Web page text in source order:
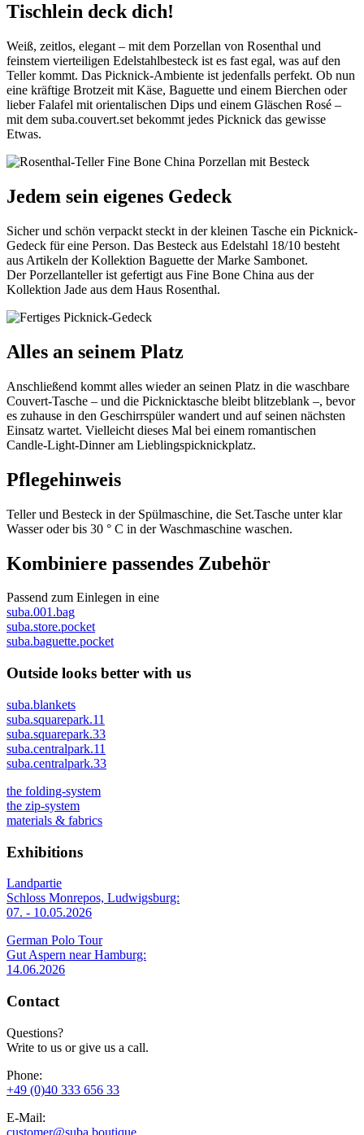
Tischlein deck dich!
Weiß, zeitlos, elegant – mit dem Porzellan von Rosenthal und
feinstem vierteiligen Edelstahlbesteck ist es fast egal, was auf den
Teller kommt. Das Picknick-Ambiente ist jedenfalls perfekt. Ob nun
eine kräftige Brotzeit mit Käse, Baguette und einem Bierchen oder
lieber Falafel mit orientalischen Dips und einem Gläschen Rosé –
mit dem suba.couvert.set bekommt jedes Picknick das gewisse
Etwas.
Jedem sein eigenes Gedeck
Sicher und schön verpackt steckt in der kleinen Tasche ein Picknick-
Gedeck für eine Person. Das Besteck aus Edelstahl 18/10 besteht
aus Artikeln der Kollektion Baguette der Marke Sambonet.
Der Porzellanteller ist gefertigt aus Fine Bone China aus der
Kollektion Jade aus dem Haus Rosenthal.
Alles an seinem Platz
Anschließend kommt alles wieder an seinen Platz in die waschbare
Couvert-Tasche – und die Picknicktasche bleibt blitzeblank –, bevor
es zuhause in den Geschirrspüler wandert und auf seinen nächsten
Einsatz wartet. Vielleicht dieses Mal bei einem romantischen
Candle-Light-Dinner am Lieblingspicknickplatz.
Pflegehinweis
Teller und Besteck in der Spülmaschine, die Set.Tasche unter klar
Wasser oder bis 30 ° C in der Waschmaschine waschen.
Kombiniere passendes Zubehör
Passend zum Einlegen in eine
suba.001.bag
suba.store.pocket
suba.baguette.pocket
Outside looks better with us
suba.blankets
suba.squarepark.11
suba.squarepark.33
suba.centralpark.11
suba.centralpark.33
the folding-system
the zip-system
materials & fabrics
Exhibitions
Landpartie
Schloss Monrepos, Ludwigsburg:
07. - 10.05.2026
German Polo Tour
Gut Aspern near Hamburg:
14.06.2026
Contact
Questions?
Write to us or give us a call.
Phone:
+49 (0)40 333 656 33
E-Mail:
customer@suba.boutique